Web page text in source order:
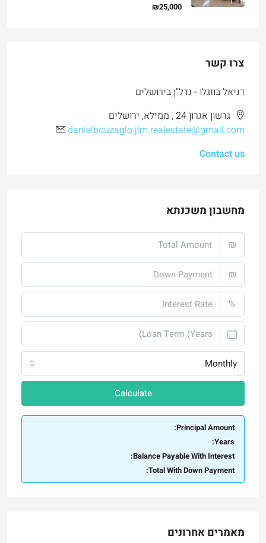
₪25,000
צרו קשר
דניאל בוזגלו - נדל"ן בירושלים
גרשון אגרון 24 , ממילא, ירושלים
danielbouzaglo.jlm.realestate@gmail.com
Contact us
מחשבון משכנתא
₪
₪
%
Monthly
Calculate
Principal Amount:
Years:
Balance Payable With Interest:
Total With Down Payment:
מאמרים אחרונים